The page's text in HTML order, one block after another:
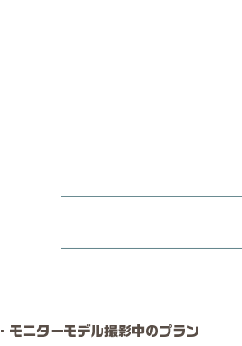
・​モニターモデル撮影中のプラン